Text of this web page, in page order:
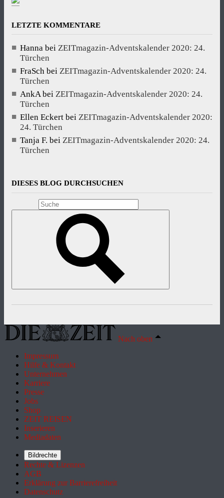
LETZTE KOMMENTARE
Hanna bei ZEITmagazin-Adventskalender 2020: 24.
Türchen
FraSch bei ZEITmagazin-Adventskalender 2020: 24.
Türchen
AnkAbei ZEITmagazin-Adventskalender 2020: 24.
Türchen
Ellen Eckert bei ZEITmagazin-Adventskalender 2020:
24. Türchen
Tanja F. bei ZEITmagazin-Adventskalender 2020: 24.
Türchen
DIESES BLOG DURCHSUCHEN
Nach oben
Impressum
Hilfe & Kontakt
Unternehmen
Karriere
Presse
Jobs
Shop
ZEIT REISEN
Inserieren
Mediadaten
Bildrechte
Rechte & Lizenzen
AGB
Erklärung zur Barrierefreiheit
Datenschutz